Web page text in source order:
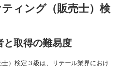
ィング（販売士）検
取得の難易度
）検定３級は、リテール業界におけ